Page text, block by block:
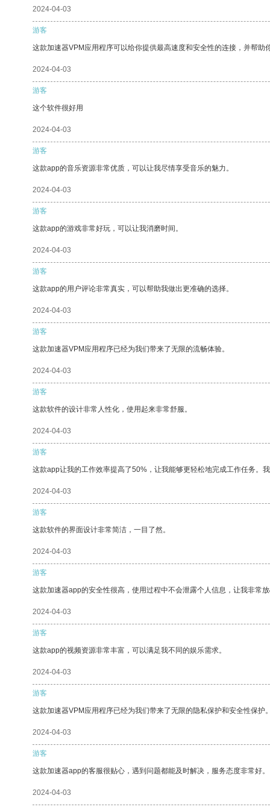
2024-04-03
游客
这款加速器VPM应用程序可以给你提供最高速度和安全性的连接，并帮助
2024-04-03
游客
这个软件很好用
2024-04-03
游客
这款app的音乐资源非常优质，可以让我尽情享受音乐的魅力。
2024-04-03
游客
这款app的游戏非常好玩，可以让我消磨时间。
2024-04-03
游客
这款app的用户评论非常真实，可以帮助我做出更准确的选择。
2024-04-03
游客
这款加速器VPM应用程序已经为我们带来了无限的流畅体验。
2024-04-03
游客
这款软件的设计非常人性化，使用起来非常舒服。
2024-04-03
游客
这款app让我的工作效率提高了50%，让我能够更轻松地完成工作任务。
2024-04-03
游客
这款软件的界面设计非常简洁，一目了然。
2024-04-03
游客
这款加速器app的安全性很高，使用过程中不会泄露个人信息，让我非常
2024-04-03
游客
这款app的视频资源非常丰富，可以满足我不同的娱乐需求。
2024-04-03
游客
这款加速器VPM应用程序已经为我们带来了无限的隐私保护和安全性保护
2024-04-03
游客
这款加速器app的客服很贴心，遇到问题都能及时解决，服务态度非常好。
2024-04-03